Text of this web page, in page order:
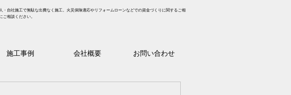
自社施工で無駄な出費なく施工。火災保険適応やリフォームローンなどでの資金づくりに関するご相
相談ください。
施工事例 会社概要 お問い合わせ